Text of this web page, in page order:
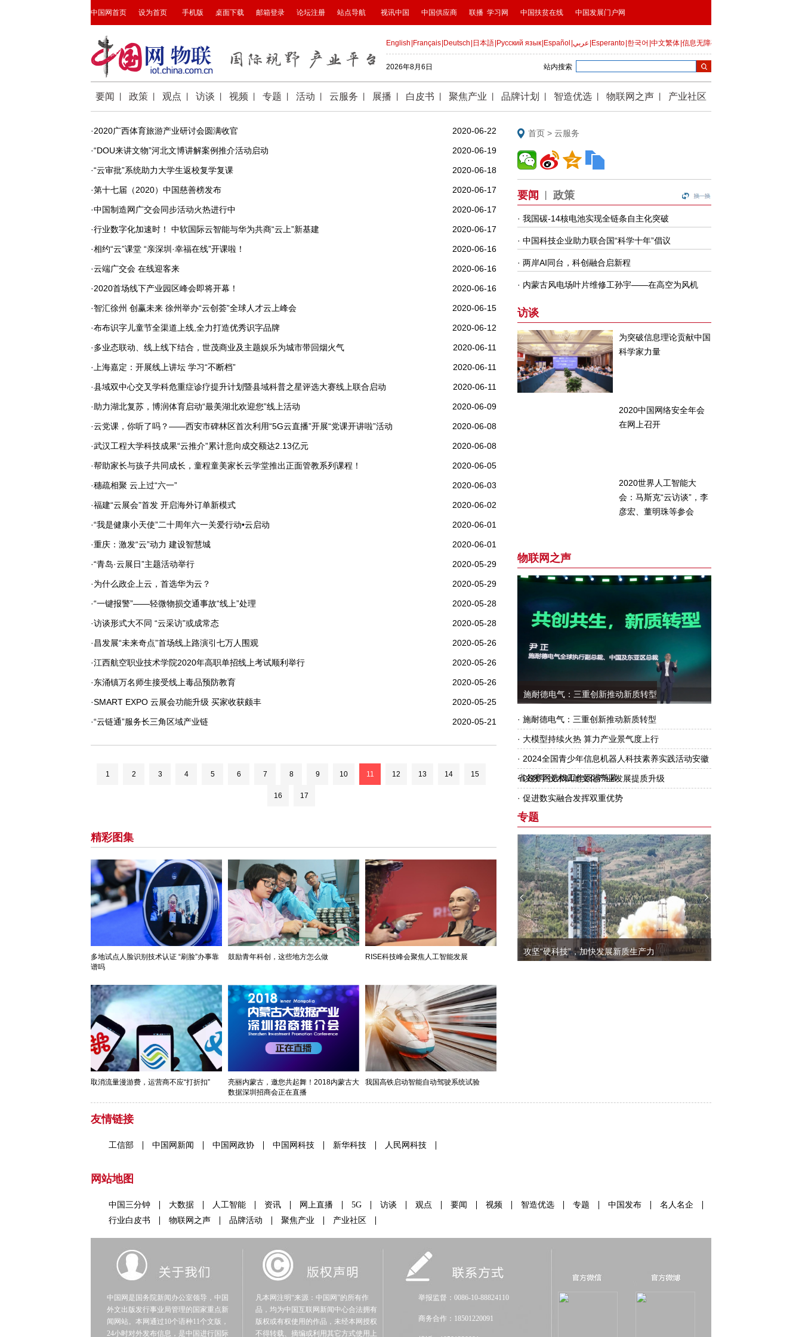
·2020广西体育旅游产业研讨会圆满收官 2020-06-22
·“DOU来讲文物”河北文博讲解案例推介活动启动 2020-06-19
·“云审批”系统助力大学生返校复学复课 2020-06-18
·第十七届（2020）中国慈善榜发布 2020-06-17
·中国制造网广交会同步活动火热进行中 2020-06-17
·行业数字化加速时！ 中软国际云智能与华为共商“云上”新基建 2020-06-17
·相约“云”课堂 “亲深圳·幸福在线”开课啦！ 2020-06-16
·云端广交会 在线迎客来 2020-06-16
·2020首场线下产业园区峰会即将开幕！ 2020-06-16
·智汇徐州 创赢未来 徐州举办“云创荟”全球人才云上峰会 2020-06-15
·布布识字儿童节全渠道上线,全力打造优秀识字品牌 2020-06-12
·多业态联动、线上线下结合，世茂商业及主题娱乐为城市带回烟火气 2020-06-11
·上海嘉定：开展线上讲坛 学习“不断档” 2020-06-11
·县域双中心交叉学科危重症诊疗提升计划暨县域科普之星评选大赛线上联合启动 2020-06-11
·助力湖北复苏，博润体育启动“最美湖北欢迎您”线上活动 2020-06-09
·云党课，你听了吗？——西安市碑林区首次利用“5G云直播”开展“党课开讲啦”活动 2020-06-08
·武汉工程大学科技成果“云推介”累计意向成交额达2.13亿元 2020-06-08
·帮助家长与孩子共同成长，童程童美家长云学堂推出正面管教系列课程！ 2020-06-05
·穗疏相聚 云上过“六一” 2020-06-03
·福建“云展会”首发 开启海外订单新模式 2020-06-02
·“我是健康小天使”二十周年六一关爱行动•云启动 2020-06-01
·重庆：激发“云”动力 建设智慧城 2020-06-01
·“青岛·云展日”主题活动举行 2020-05-29
·为什么政企上云，首选华为云？ 2020-05-29
·“一键报警”——轻微物损交通事故“线上”处理 2020-05-28
·访谈形式大不同 “云采访”或成常态 2020-05-28
·昌发展“未来奇点”首场线上路演引七万人围观 2020-05-26
·江西航空职业技术学院2020年高职单招线上考试顺利举行 2020-05-26
·东涌镇万名师生接受线上毒品预防教育 2020-05-26
·SMART EXPO 云展会功能升级 买家收获颇丰 2020-05-25
·“云链通”服务长三角区域产业链 2020-05-21
1 2 3 4 5 6 7 8 9 10 11 12 13 14 15
16 17
首页 > 云服务